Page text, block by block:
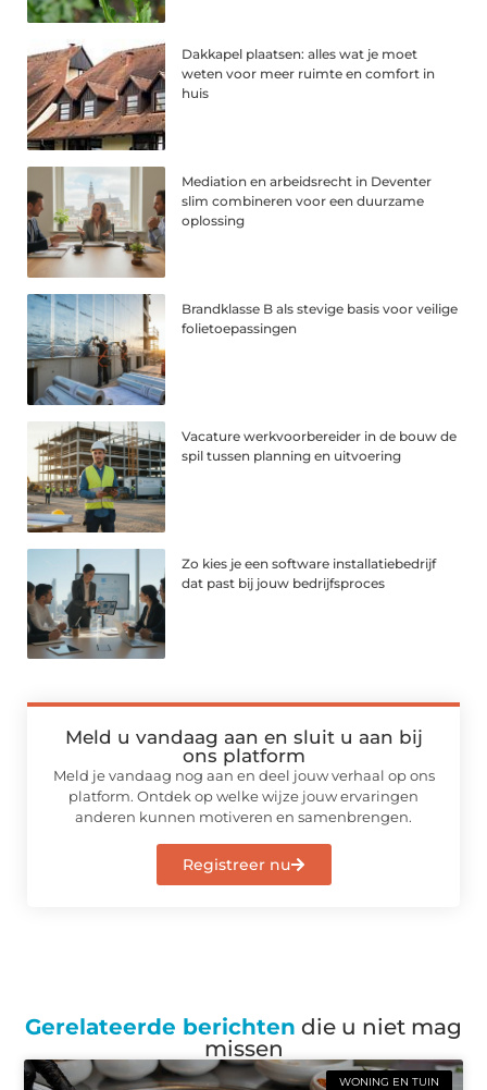
Dakkapel plaatsen: alles wat je moet
weten voor meer ruimte en comfort in
huis
Mediation en arbeidsrecht in Deventer
slim combineren voor een duurzame
oplossing
Brandklasse B als stevige basis voor veilige
folietoepassingen
Vacature werkvoorbereider in de bouw de
spil tussen planning en uitvoering
Zo kies je een software installatiebedrijf
dat past bij jouw bedrijfsproces
Meld u vandaag aan en sluit u aan bij
ons platform
Meld je vandaag nog aan en deel jouw verhaal op ons
platform. Ontdek op welke wijze jouw ervaringen
anderen kunnen motiveren en samenbrengen.
Registreer nu
Gerelateerde berichten die u niet mag
missen
WONING EN TUIN